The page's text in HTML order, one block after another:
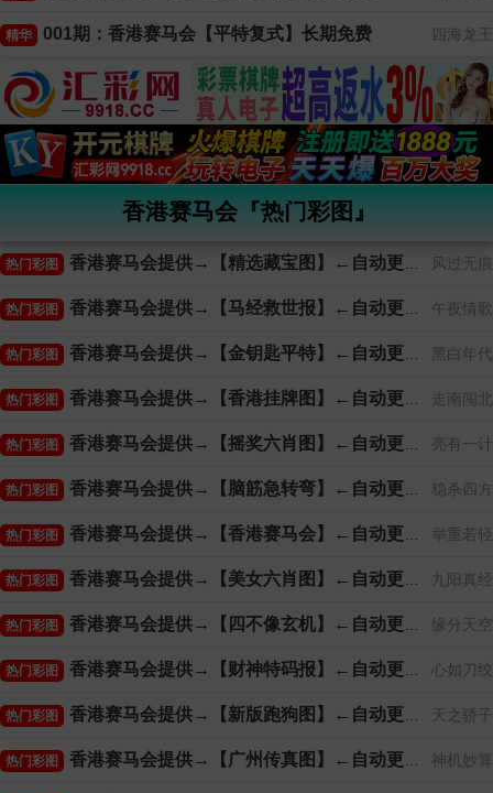
四海龙王
精华 001期：香港赛马会【平特复式】长期免费
香港赛马会『热门彩图』
风过无痕
热门彩图 香港赛马会提供→【精选藏宝图】←自动更新
午夜情歌
热门彩图 香港赛马会提供→【马经救世报】←自动更新
黑白年代
热门彩图 香港赛马会提供→【金钥匙平特】←自动更新
走南闯北
热门彩图 香港赛马会提供→【香港挂牌图】←自动更新
亮有一计
热门彩图 香港赛马会提供→【摇奖六肖图】←自动更新
稳杀四方
热门彩图 香港赛马会提供→【脑筋急转弯】←自动更新
举重若轻
热门彩图 香港赛马会提供→【香港赛马会】←自动更新
九阳真经
热门彩图 香港赛马会提供→【美女六肖图】←自动更新
缘分天空
热门彩图 香港赛马会提供→【四不像玄机】←自动更新
心如刀绞
热门彩图 香港赛马会提供→【财神特码报】←自动更新
天之骄子
热门彩图 香港赛马会提供→【新版跑狗图】←自动更新
神机妙算
热门彩图 香港赛马会提供→【广州传真图】←自动更新